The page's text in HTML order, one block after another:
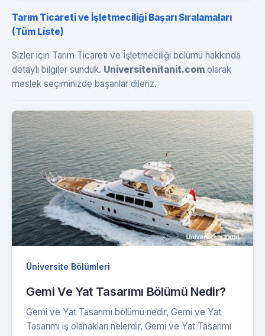
Tarım Ticareti ve İşletmeciliği Başarı Sıralamaları
(Tüm Liste)
Sizler için Tarım Ticareti ve İşletmeciliği bölümü hakkında
detaylı bilgiler sunduk. Universitenitanit.com olarak
meslek seçiminizde başarılar dileriz.
Üniversite Bölümleri
Gemi Ve Yat Tasarımı Bölümü Nedir?
Gemi ve Yat Tasarımı bölümü nedir, Gemi ve Yat
Tasarımı iş olanakları nelerdir, Gemi ve Yat Tasarımı